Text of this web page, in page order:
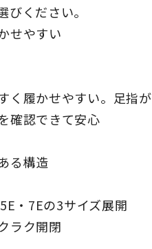
ください。
せやすい
く履かせやすい。足指が
確認できて安心
る構造
・7Eの3サイズ展開
ラク開閉